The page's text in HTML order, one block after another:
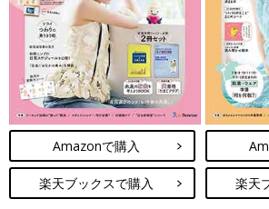
Amazonで購入
楽天ブックスで購入 楽天